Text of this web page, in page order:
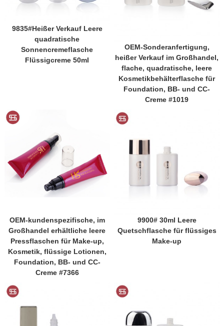
9835#Heißer Verkauf Leere
quadratische
Sonnencremeflasche
Flüssigcreme 50ml
OEM-Sonderanfertigung,
heißer Verkauf im Großhandel,
flache, quadratische, leere
Kosmetikbehälterflasche für
Foundation, BB- und CC-
Creme #1019
OEM-kundenspezifische, im
Großhandel erhältliche leere
Pressflaschen für Make-up,
Kosmetik, flüssige Lotionen,
Foundation, BB- und CC-
Creme #7366
9900# 30ml Leere
Quetschflasche für flüssiges
Make-up